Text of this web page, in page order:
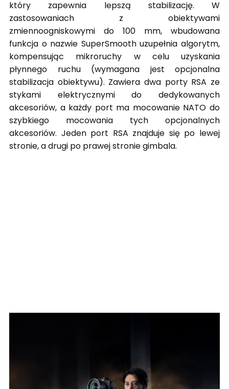
który zapewnia lepszą stabilizację. W
zastosowaniach z obiektywami
zmiennoogniskowymi do 100 mm, wbudowana
funkcja o nazwie SuperSmooth uzupełnia algorytm,
kompensując mikroruchy w celu uzyskania
płynnego ruchu (wymagana jest opcjonalna
stabilizacja obiektywu). Zawiera dwa porty RSA ze
stykami elektrycznymi do dedykowanych
akcesoriów, a każdy port ma mocowanie NATO do
szybkiego mocowania tych opcjonalnych
akcesoriów. Jeden port RSA znajduje się po lewej
stronie, a drugi po prawej stronie gimbala.